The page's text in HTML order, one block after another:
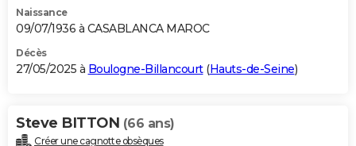
Naissance
09/07/1936 à CASABLANCA MAROC
Décès
27/05/2025 à Boulogne-Billancourt(Hauts-de-Seine)
Steve BITTON (66 ans)
Créer une cagnotte obsèques